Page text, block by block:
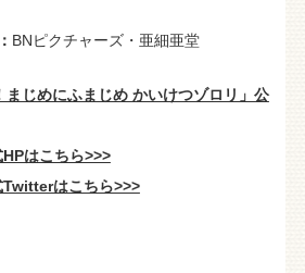
BNピクチャーズ・亜細亜堂
じめにふまじめ かいけつゾロリ」公
はこちら>>>
はこちら>>>